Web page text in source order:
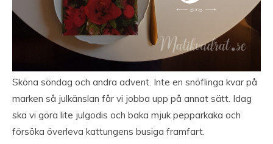
Sköna söndag och andra advent. Inte en snöflinga kvar på
marken så julkänslan får vi jobba upp på annat sätt. Idag
ska vi göra lite julgodis och baka mjuk pepparkaka och
försöka överleva kattungens busiga framfart.